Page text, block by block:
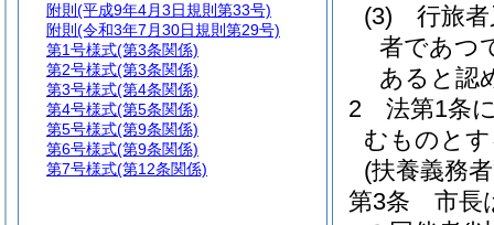
(3)
行旅
者であつ
あると認
2
法第1条
むものと
(扶養義務
第3条
市長
附則 (平成9年4月3日規則第33号)
附則 (令和3年7月30日規則第29号)
第1号様式(第3条関係)
第2号様式(第3条関係)
第3号様式(第4条関係)
第4号様式(第5条関係)
第5号様式(第9条関係)
第6号様式(第9条関係)
第7号様式(第12条関係)